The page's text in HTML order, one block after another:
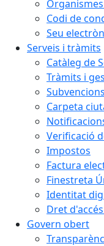
Codi de
Seu
Serveis i tràmits
Catàleg de
Tràmits i
Carpeta
Verificació
Impostos
Factura
Finestreta
Identitat
Dret
Govern obert